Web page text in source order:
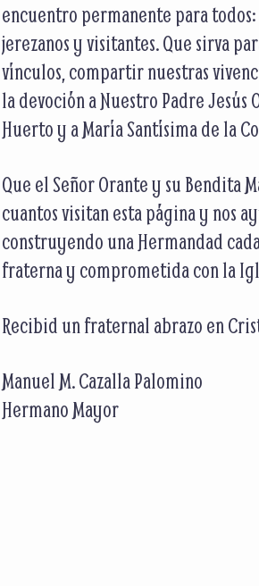
encuentro permanente para
jerezanos y visitantes. Que sirva
vínculos, compartir nuestras
la devoción a Nuestro Padre Jesús
Huerto y a María Santísima de la
Que el Señor Orante y su Bendita
cuantos visitan esta página y nos
construyendo una Hermandad
fraterna y comprometida con la
Recibid un fraternal abrazo en
Manuel M. Cazalla Palomino
Hermano Mayor